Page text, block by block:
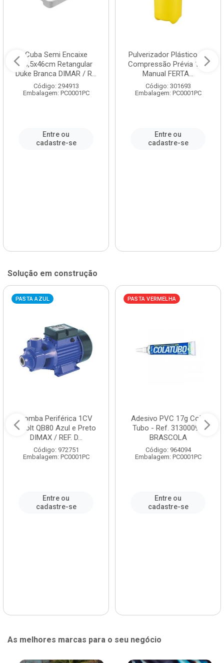
Cuba Semi Encaixe
58,5x46cm Retangular
Duke Branca DIMAR / R...
Código: 294913
Embalagem: PC0001PC
Entre ou
cadastre-se
Pulverizador Plástico de
Compressão Prévia 1,5L
Manual FERTA...
Código: 301693
Embalagem: PC0001PC
Entre ou
cadastre-se
Solução em construção
PASTA AZUL
Bomba Periférica 1CV
Bivolt QB80 Azul e Preto
DIMAX / REF. D...
Código: 972751
Embalagem: PC0001PC
Entre ou
cadastre-se
PASTA VERMELHA
Adesivo PVC 17g Cola
Tubo - Ref. 3130009 -
BRASCOLA
Código: 964094
Embalagem: PC0001PC
Entre ou
cadastre-se
As melhores marcas para o seu negócio